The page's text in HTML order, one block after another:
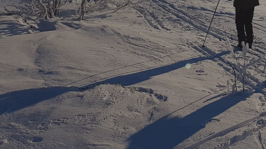
Hit enter to search or ESC to close